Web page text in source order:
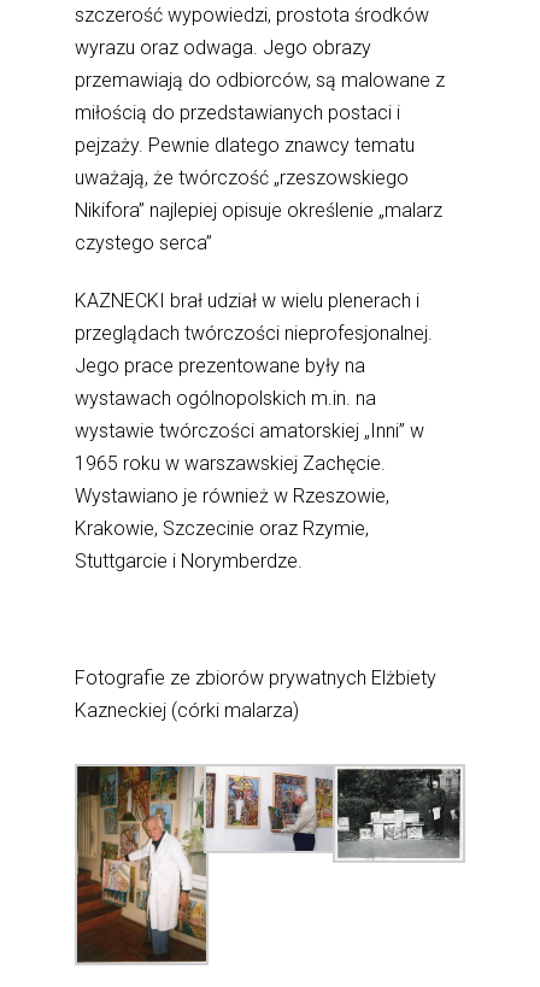
szczerość wypowiedzi, prostota środków
wyrazu oraz odwaga. Jego obrazy
przemawiają do odbiorców, są malowane z
miłością do przedstawianych postaci i
pejzaży. Pewnie dlatego znawcy tematu
uważają, że twórczość „rzeszowskiego
Nikifora” najlepiej opisuje określenie „malarz
czystego serca”
KAZNECKI brał udział w wielu plenerach i
przeglądach twórczości nieprofesjonalnej.
Jego prace prezentowane były na
wystawach ogólnopolskich m.in. na
wystawie twórczości amatorskiej „Inni” w
1965 roku w warszawskiej Zachęcie.
Wystawiano je również w Rzeszowie,
Krakowie, Szczecinie oraz Rzymie,
Stuttgarcie i Norymberdze.
Fotografie ze zbiorów prywatnych Elżbiety
Kazneckiej (córki malarza)